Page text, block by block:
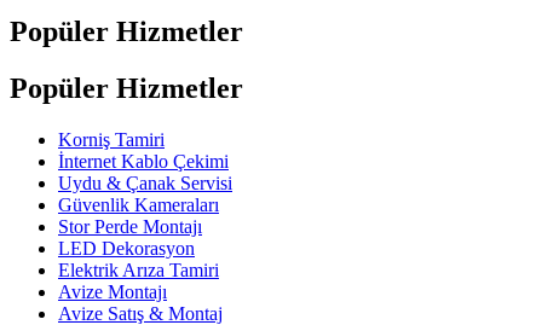
Popüler Hizmetler
Popüler Hizmetler
Korniş Tamiri
İnternet Kablo Çekimi
Uydu & Çanak Servisi
Güvenlik Kameraları
Stor Perde Montajı
LED Dekorasyon
Elektrik Arıza Tamiri
Avize Montajı
Avize Satış & Montaj